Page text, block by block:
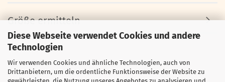
Diese Webseite verwendet Cookies und andere
Technologien
Wir verwenden Cookies und ähnliche Technologien, auch von
Drittanbietern, um die ordentliche Funktionsweise der Website zu
gewährleisten, die Nutzung unseres Angebotes zu analysieren und
Größe ermitteln